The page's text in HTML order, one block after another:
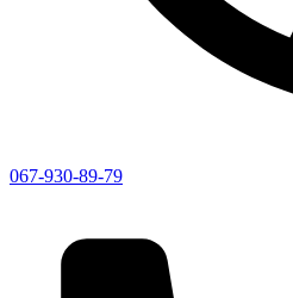
067-930-89-79